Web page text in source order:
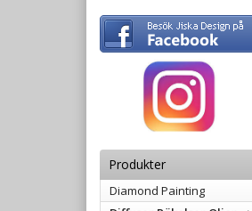
Produkter
Diamond Painting